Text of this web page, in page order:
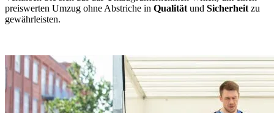
preiswerten Umzug ohne Abstriche in Qualität und Sicherheit zu
gewährleisten.